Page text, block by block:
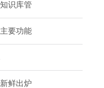
识库管
要功能
鲜出炉